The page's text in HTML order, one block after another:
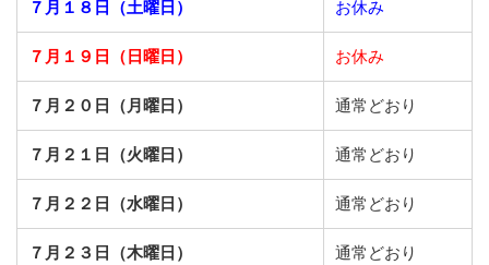
７月１８日（土曜日） お休み
７月１９日（日曜日） お休み
７月２０日（月曜日） 通常どおり
７月２１日（火曜日） 通常どおり
７月２２日（水曜日） 通常どおり
７月２３日（木曜日） 通常どおり